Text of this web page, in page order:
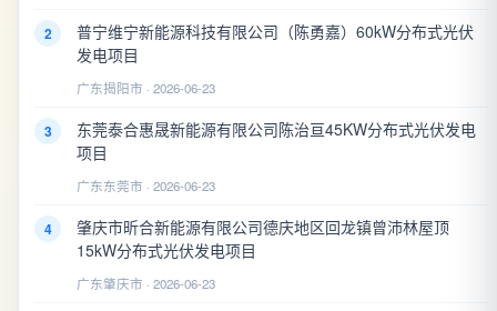
2
普宁维宁新能源科技有限公司（陈勇嘉）60kW分布式光伏
发电项目
广东揭阳市 · 2026-06-23
3
东莞泰合惠晟新能源有限公司陈治亘45KW分布式光伏发电
项目
广东东莞市 · 2026-06-23
4
肇庆市昕合新能源有限公司德庆地区回龙镇曾沛林屋顶
15kW分布式光伏发电项目
广东肇庆市 · 2026-06-23